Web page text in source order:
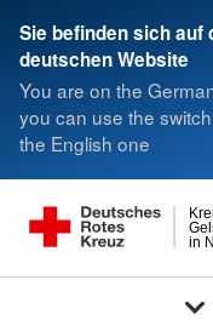
Sie befinden sich auf
deutschen Website
You are on the
you can use the
the English one
in